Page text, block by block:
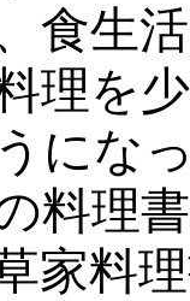
食生
理を
にな
料理
草家料